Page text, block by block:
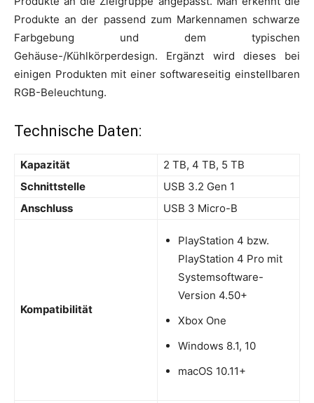
Produkte an der passend zum Markennamen schwarze
Farbgebung und dem typischen
Gehäuse-/Kühlkörperdesign. Ergänzt wird dieses bei
einigen Produkten mit einer softwareseitig einstellbaren
RGB-Beleuchtung.
Technische Daten:
Kapazität
2 TB, 4 TB, 5 TB
Schnittstelle
USB 3.2 Gen 1
Anschluss
USB 3 Micro-B
Kompatibilität
PlayStation 4 bzw.
PlayStation 4 Pro mit
Systemsoftware-
Version 4.50+
Xbox One
Windows 8.1, 10
macOS 10.11+